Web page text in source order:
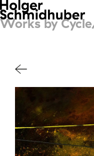
Works by